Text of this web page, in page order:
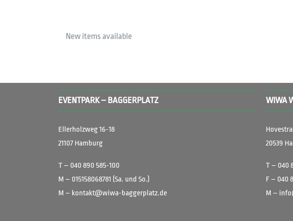
New items available
EVENTPARK – BAGGERPLATZ
Ellerholzweg 16-18
21107 Hamburg
T – 040 890 585-100
M – 015158068781 (Sa. und So.)
M – kontakt@wiwa-baggerplatz.de
WIWA
20539
T – 040
F – 040
M –